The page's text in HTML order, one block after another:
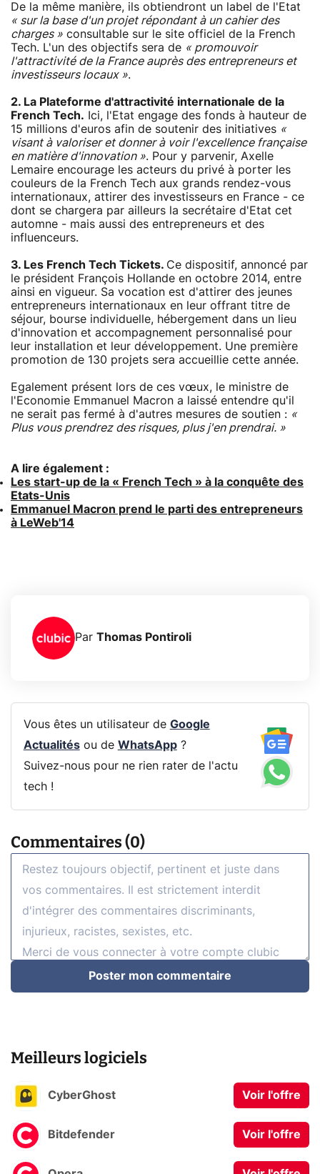
De la même manière, ils obtiendront un label de l'Etat
« sur la base d'un projet répondant à un cahier des
charges » consultable sur le site officiel de la French
Tech. L'un des objectifs sera de « promouvoir
l'attractivité de la France auprès des entrepreneurs et
investisseurs locaux ».
2. La Plateforme d'attractivité internationale de la
French Tech. Ici, l'Etat engage des fonds à hauteur de
15 millions d'euros afin de soutenir des initiatives «
visant à valoriser et donner à voir l'excellence française
en matière d'innovation ». Pour y parvenir, Axelle
Lemaire encourage les acteurs du privé à porter les
couleurs de la French Tech aux grands rendez-vous
internationaux, attirer des investisseurs en France - ce
dont se chargera par ailleurs la secrétaire d'Etat cet
automne - mais aussi des entrepreneurs et des
influenceurs.
3. Les French Tech Tickets. Ce dispositif, annoncé par
le président François Hollande en octobre 2014, entre
ainsi en vigueur. Sa vocation est d'attirer des jeunes
entrepreneurs internationaux en leur offrant titre de
séjour, bourse individuelle, hébergement dans un lieu
d'innovation et accompagnement personnalisé pour
leur installation et leur développement. Une première
promotion de 130 projets sera accueillie cette année.
Egalement présent lors de ces vœux, le ministre de
l'Economie Emmanuel Macron a laissé entendre qu'il
ne serait pas fermé à d'autres mesures de soutien : «
Plus vous prendrez des risques, plus j'en prendrai. »
A lire également :
Les start-up de la « French Tech » à la conquête des
Etats-Unis
Emmanuel Macron prend le parti des entrepreneurs
à LeWeb'14
Par Thomas Pontiroli
Vous êtes un utilisateur de Google
Actualitésou de WhatsApp?
Suivez-nous pour ne rien rater de l'actu
tech !
Commentaires (0)
Poster mon commentaire
Meilleurs logiciels
CyberGhost Voir l'offre
Bitdefender Voir l'offre